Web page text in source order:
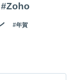
#Zoho
#年賀